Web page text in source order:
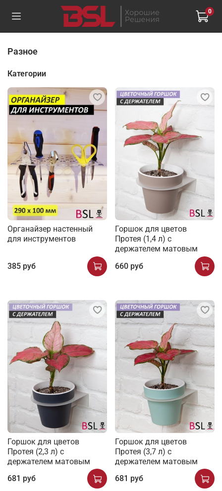
0
Разное
Органайзер настенный
для инструментов
385 руб
Горшок для цветов
Протея (1,4 л) с
держателем матовым
660 руб
Горшок для цветов
Протея (2,3 л) с
держателем матовым
681 руб
Горшок для цветов
Протея (3,7 л) с
держателем матовым
681 руб
Категории